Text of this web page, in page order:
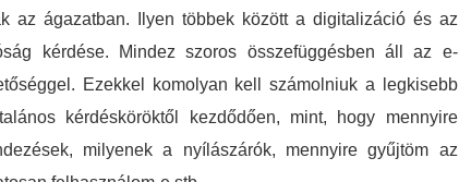
az ágazatban. Ilyen többek között a digitalizáció és az
kérdése. Mindez szoros összefüggésben áll az e-
Ezekkel komolyan kell számolniuk a legkisebb
kérdésköröktől kezdődően, mint, hogy mennyire
milyenek a nyílászárók, mennyire gyűjtöm az